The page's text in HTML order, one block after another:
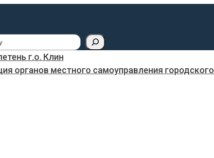
г.о. Клин
местного самоуправления